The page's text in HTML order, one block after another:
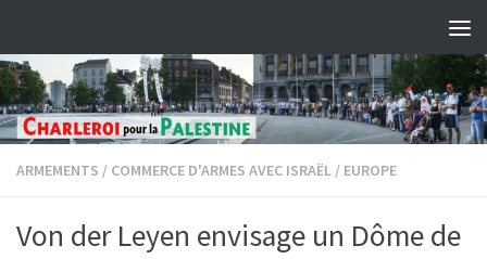
ARMEMENTS / COMMERCE D'ARMES AVEC ISRAËL / EUROPE
Von der Leyen envisage un Dôme de